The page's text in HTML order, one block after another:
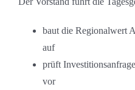
baut die Regionalwert
auf
prüft
vor